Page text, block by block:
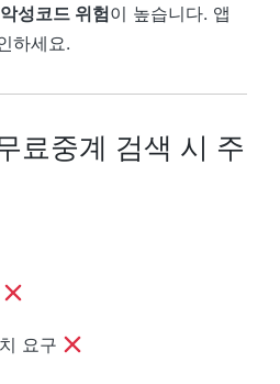
악성코드 위험이 높습니다. 앱
하세요.
료중계 검색 시 주
요구